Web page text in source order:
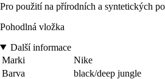
Pro použití na přírodních a syntetických
Pohodlná vložka
Další informace
Marki
Nike
Barva
black/deep jungle